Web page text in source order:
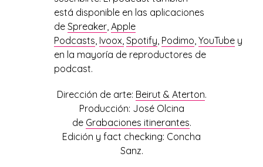
está disponible en las aplicaciones
de Spreaker, Apple
Podcasts, Ivoox, Spotify, Podimo, YouTubey
en la mayoría de reproductores de
podcast.
Dirección de arte: Beirut & Aterton.
Producción: José Olcina
de Grabaciones itinerantes.
Edición y fact checking: Concha
Sanz.